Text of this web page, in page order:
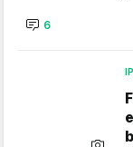
6